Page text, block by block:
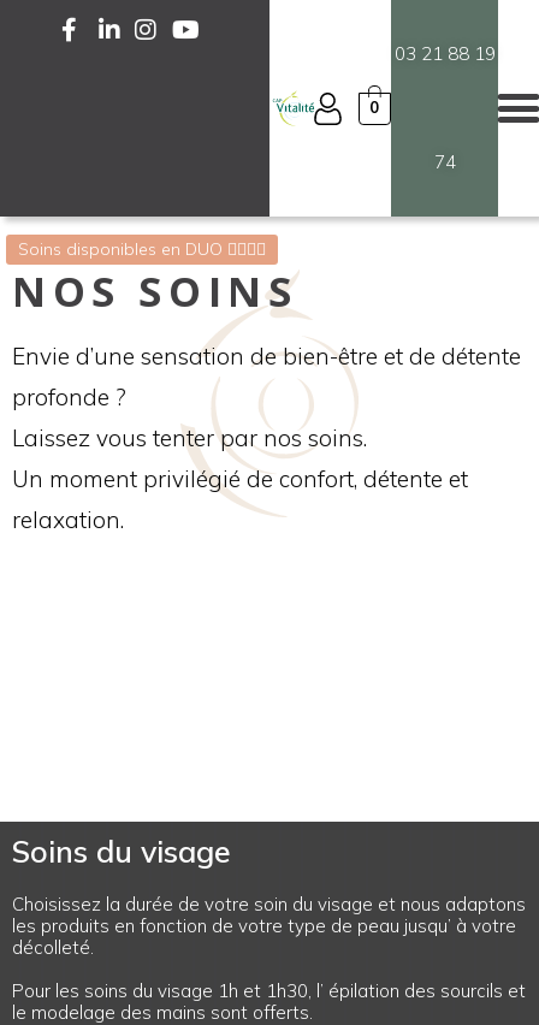
0
03 21 88 19
74
Soins disponibles en DUO 💆‍♀️💆‍♂️
NOS SOINS
Envie d’une sensation de bien-être et de détente
profonde ?
Laissez vous tenter par nos soins.
Un moment privilégié de confort, détente et
relaxation.
Soins du visage
Choisissez la durée de votre soin du visage et nous adaptons
les produits en fonction de votre type de peau jusqu’ à votre
décolleté.
Pour les soins du visage 1h et 1h30, l’ épilation des sourcils et
le modelage des mains sont offerts.